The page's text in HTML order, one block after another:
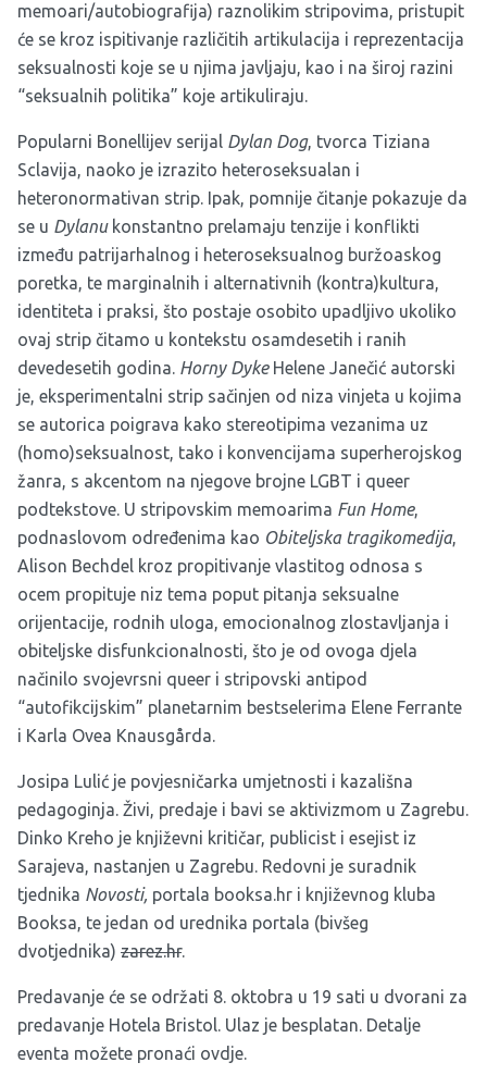
memoari/autobiografija) raznolikim stripovima, pristupit
će se kroz ispitivanje različitih artikulacija i reprezentacija
seksualnosti koje se u njima javljaju, kao i na široj razini
“seksualnih politika” koje artikuliraju.
Popularni Bonellijev serijal Dylan Dog, tvorca Tiziana
Sclavija, naoko je izrazito heteroseksualan i
heteronormativan strip. Ipak, pomnije čitanje pokazuje da
se u Dylanukonstantno prelamaju tenzije i konflikti
između patrijarhalnog i heteroseksualnog buržoaskog
poretka, te marginalnih i alternativnih (kontra)kultura,
identiteta i praksi, što postaje osobito upadljivo ukoliko
ovaj strip čitamo u kontekstu osamdesetih i ranih
devedesetih godina. Horny DykeHelene Janečić autorski
je, eksperimentalni strip sačinjen od niza vinjeta u kojima
se autorica poigrava kako stereotipima vezanima uz
(homo)seksualnost, tako i konvencijama superherojskog
žanra, s akcentom na njegove brojne LGBT i queer
podtekstove. U stripovskim memoarima Fun Home,
podnaslovom određenima kao Obiteljska tragikomedija,
Alison Bechdel kroz propitivanje vlastitog odnosa s
ocem propituje niz tema poput pitanja seksualne
orijentacije, rodnih uloga, emocionalnog zlostavljanja i
obiteljske disfunkcionalnosti, što je od ovoga djela
načinilo svojevrsni queer i stripovski antipod
“autofikcijskim” planetarnim bestselerima Elene Ferrante
i Karla Ovea Knausgårda.
Josipa Lulić je povjesničarka umjetnosti i kazališna
pedagoginja. Živi, predaje i bavi se aktivizmom u Zagrebu.
Dinko Kreho je književni kritičar, publicist i esejist iz
Sarajeva, nastanjen u Zagrebu. Redovni je suradnik
tjednika Novosti, portala booksa.hr i književnog kluba
Booksa, te jedan od urednika portala (bivšeg
dvotjednika) zarez.hr.
Predavanje će se održati 8. oktobra u 19 sati u dvorani za
predavanje Hotela Bristol. Ulaz je besplatan. Detalje
eventa možete pronaći ovdje.